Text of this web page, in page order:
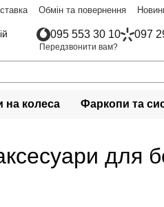
Обмін та повернення
095 553 30 10 097
Передзвонити вам?
на колеса Фаркопи та
для